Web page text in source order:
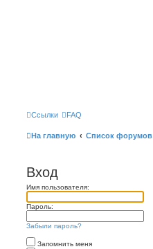
Ссылки FAQ
На главную Список форумов
Вход
Имя пользователя:
Пароль:
Забыли пароль?
Запомнить меня